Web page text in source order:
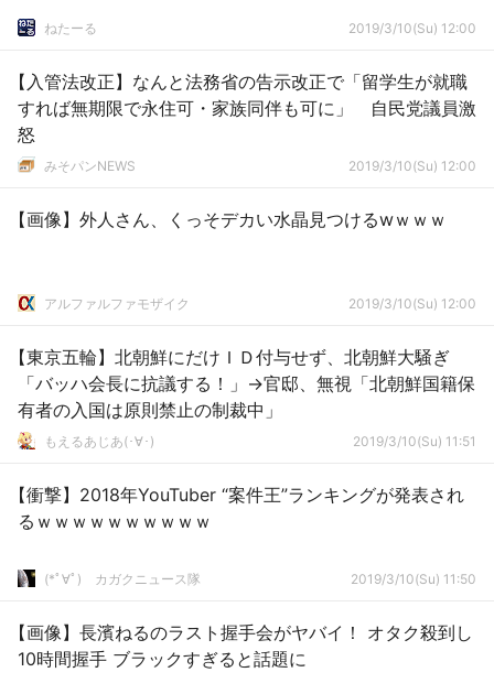
ねたーる 2019/3/10(Su) 12:00
【入管法改正】なんと法務省の告示改正で「留学生が就職
すれば無期限で永住可・家族同伴も可に」 自民党議員激
怒
みそパンNEWS 2019/3/10(Su) 12:00
【画像】外人さん、くっそデカい水晶見つけるwｗｗｗ
アルファルファモザイク 2019/3/10(Su) 12:00
【東京五輪】北朝鮮にだけＩＤ付与せず、北朝鮮大騒ぎ
「バッハ会長に抗議する！」→官邸、無視「北朝鮮国籍保
有者の入国は原則禁止の制裁中」
もえるあじあ(･∀･) 2019/3/10(Su) 11:51
【衝撃】2018年YouTuber “案件王”ランキングが発表され
るｗｗｗｗｗｗｗｗｗｗ
(*ﾟ∀ﾟ)ゞカガクニュース隊 2019/3/10(Su) 11:50
【画像】長濱ねるのラスト握手会がヤバイ！ オタク殺到し
10時間握手 ブラックすぎると話題に